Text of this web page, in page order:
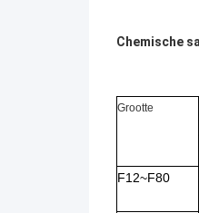
Chemische
Grootte
F12~F80